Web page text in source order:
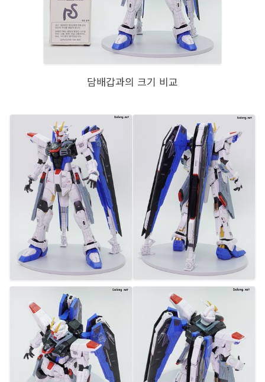
담배갑과의 크기 비교